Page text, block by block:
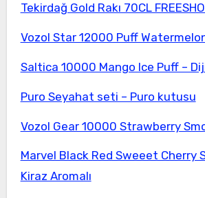
Tekirdağ Gold Rakı 70CL
Vozol Star 12000 Puff
Saltica 10000 Mango Ice Puff –
Puro Seyahat seti – Puro kutusu
Vozol Gear 10000 Strawberry
Marvel Black Red Sweeet Cherry
Kiraz Aromalı